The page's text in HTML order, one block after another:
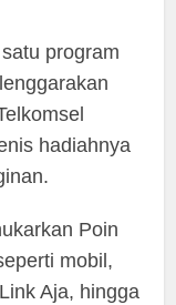
program
hadiahnya
Poin
mobil,
Aja, hingga